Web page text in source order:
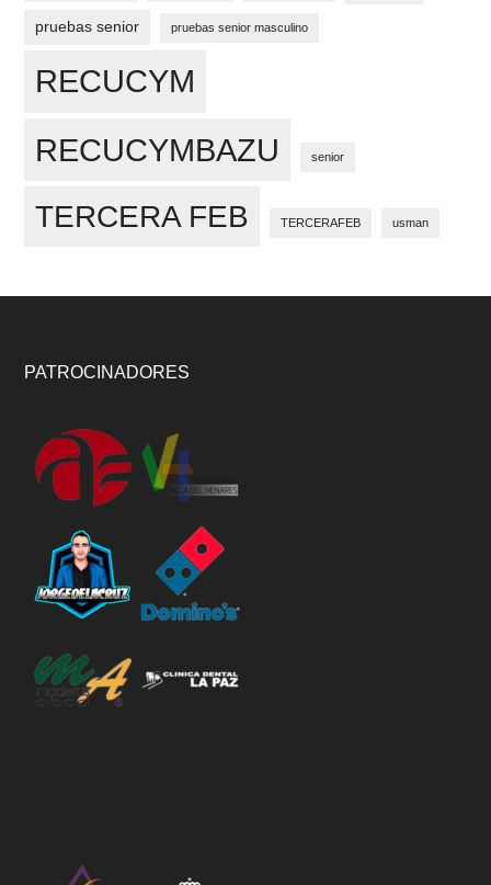
pruebas senior pruebas senior masculino
RECUCYM
RECUCYMBAZU senior
TERCERA FEB TERCERAFEB usman
Footer
PATROCINADORES